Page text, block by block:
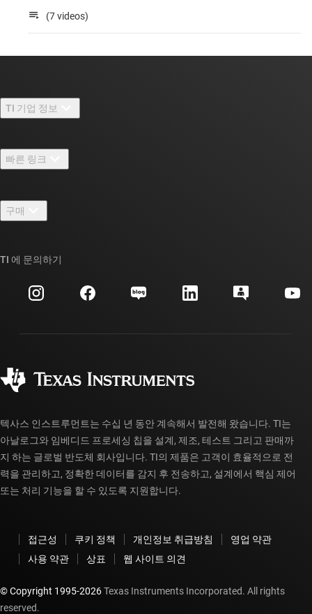
(7 videos)
TI 기업 정보
채용
뉴스룸
이벤트
투자 관계
빠른 링크
TI E2E™ 설계 지원 포럼
대체품 검색
고객 지원 센터
myTI 계정 FAQ
구매
주문 FAQ
TI 에 문의하기
텍사스 인스트루먼트는 수십 년 동안 계속해서 발전해 왔습니다. TI는
아날로그와 임베디드 프로세싱 칩을 설계, 제조, 테스트 그리고 판매까
지 하는 글로벌 반도체 회사입니다. TI의 제품은 고객이 효율적으로 전
력을 관리하고, 정확한 데이터를 감지 후 전송하고, 설계에서 핵심 제어
또는 처리 기능을 할 수 있도록 지원합니다.
접근성 쿠키 정책 개인정보 취급방침
영업 약관
사용 약관
상표 웹 사이트 의견
© Copyright 1995-2026Texas Instruments Incorporated. All rights
reserved.